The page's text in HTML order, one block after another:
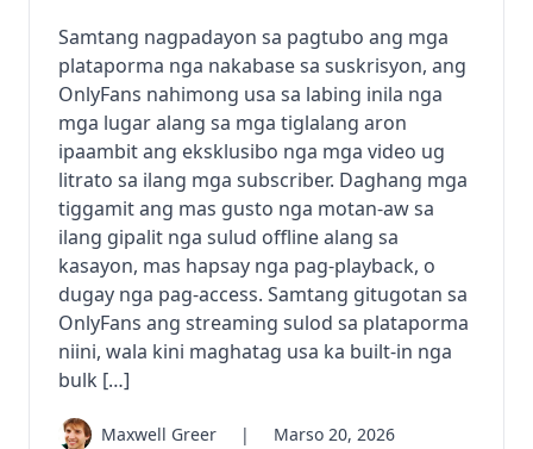
Samtang nagpadayon sa pagtubo ang mga
plataporma nga nakabase sa suskrisyon, ang
OnlyFans nahimong usa sa labing inila nga
mga lugar alang sa mga tiglalang aron
ipaambit ang eksklusibo nga mga video ug
litrato sa ilang mga subscriber. Daghang mga
tiggamit ang mas gusto nga motan-aw sa
ilang gipalit nga sulud offline alang sa
kasayon, mas hapsay nga pag-playback, o
dugay nga pag-access. Samtang gitugotan sa
OnlyFans ang streaming sulod sa plataporma
niini, wala kini maghatag usa ka built-in nga
bulk […]
Maxwell Greer | Marso 20, 2026